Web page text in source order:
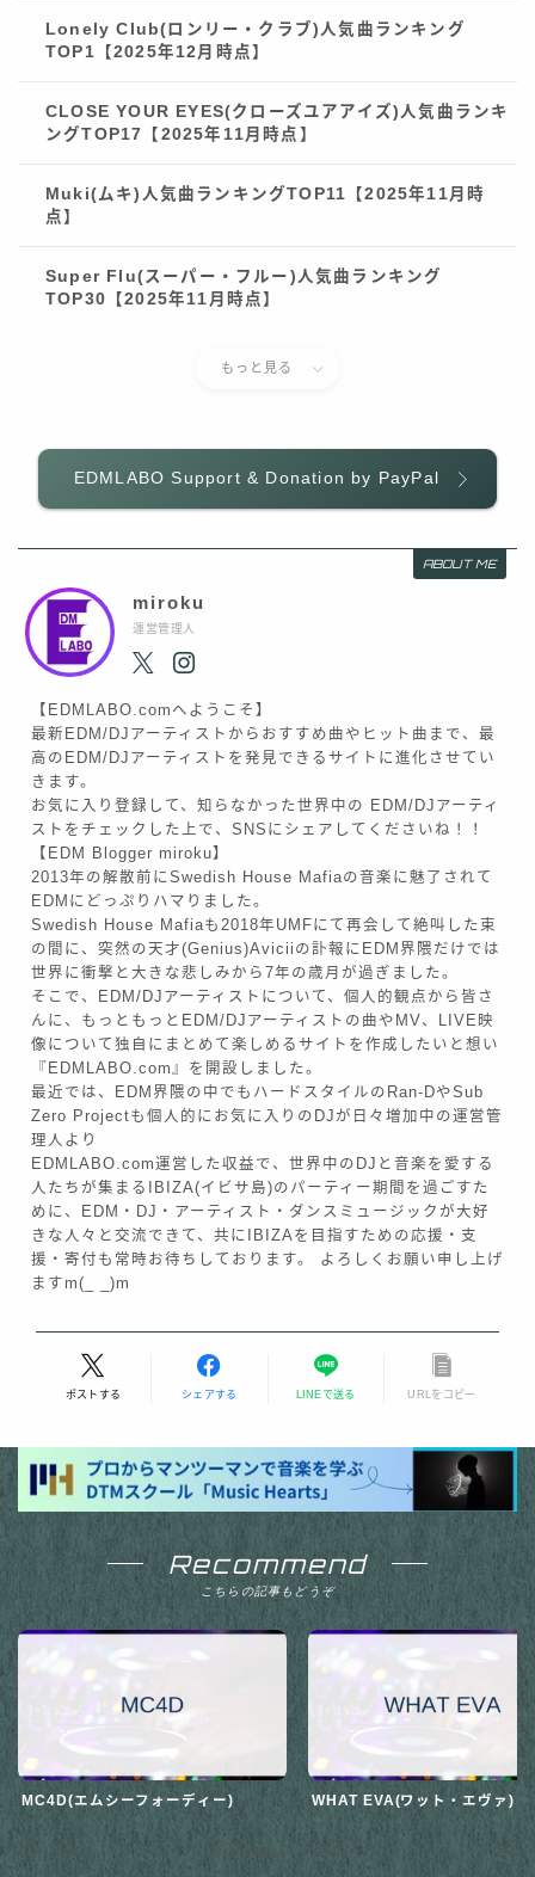
Lonely Club(ロンリー・クラブ)人気曲ランキング
TOP1【2025年12月時点】
CLOSE YOUR EYES(クローズユアアイズ)人気曲ランキ
ングTOP17【2025年11月時点】
Muki(ムキ)人気曲ランキングTOP11【2025年11月時
点】
Super Flu(スーパー・フルー)人気曲ランキング
TOP30【2025年11月時点】
もっと見る
EDMLABO Support & Donation by PayPal
ABOUT ME
miroku
運営管理人
【EDMLABO.comへようこそ】
最新EDM/DJアーティストからおすすめ曲やヒット曲まで、最
高のEDM/DJアーティストを発見できるサイトに進化させてい
きます。
お気に入り登録して、知らなかった世界中の EDM/DJアーティ
ストをチェックした上で、SNSにシェアしてくださいね！！
【EDM Blogger miroku】
2013年の解散前にSwedish House Mafiaの音楽に魅了されて
EDMにどっぷりハマりました。
Swedish House Mafiaも2018年UMFにて再会して絶叫した束
の間に、突然の天才(Genius)Aviciiの訃報にEDM界隈だけでは
世界に衝撃と大きな悲しみから7年の歳月が過ぎました。
そこで、EDM/DJアーティストについて、個人的観点から皆さ
んに、もっともっとEDM/DJアーティストの曲やMV、LIVE映
像について独自にまとめて楽しめるサイトを作成したいと想い
『EDMLABO.com』を開設しました。
最近では、EDM界隈の中でもハードスタイルのRan-DやSub
Zero Projectも個人的にお気に入りのDJが日々増加中の運営管
理人より
EDMLABO.com運営した収益で、世界中のDJと音楽を愛する
人たちが集まるIBIZA(イビサ島)のパーティー期間を過ごすた
めに、EDM・DJ・アーティスト・ダンスミュージックが大好
きな人々と交流できて、共にIBIZAを目指すための応援・支
援・寄付も常時お待ちしております。 よろしくお願い申し上げ
ますm(_ _)m
ポストする シェアする LINEで送る URLをコピー
Recommend
こちらの記事もどうぞ
MC4D(エムシーフォーディー) WHAT EVA(ワット・エヴァ)
2025.10.04